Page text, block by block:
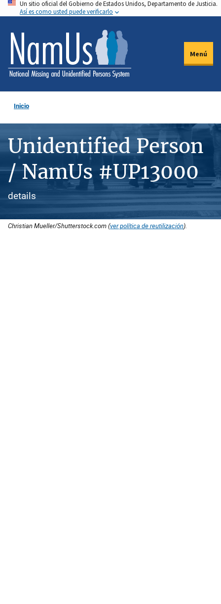
Pasar
al
contenido
principal
Un sitio oficial del Gobierno de Estados Unidos, Departamento de Justicia.
Así es como usted puede verificarlo
Menú
Inicio
Unidentified Person
/ NamUs #UP13000
details
Christian Mueller/Shutterstock.com (ver política de reutilización).